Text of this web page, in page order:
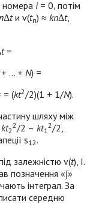
номера i= 0, потім
Δtи v(tn) ≈ knΔt,
t=
... + N) =
= (kt2/2)(1 + 1/N).
шляху між
kt2
2/2 – kt1
2/2,
s12 .
залежністю v(t), І.
позначення «∫»
інтеграл. За
середню